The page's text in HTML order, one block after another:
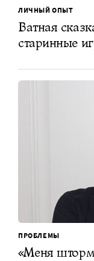
ЛИЧНЫЙ ОПЫТ
Ватная
старинные
ПРОБЛЕМЫ
«Меня